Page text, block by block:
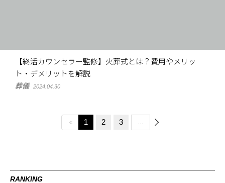
【終活カウンセラー監修】火葬式とは？費用やメリッ
ト・デメリットを解説
葬儀 2024.04.30
1 2 3
RANKING